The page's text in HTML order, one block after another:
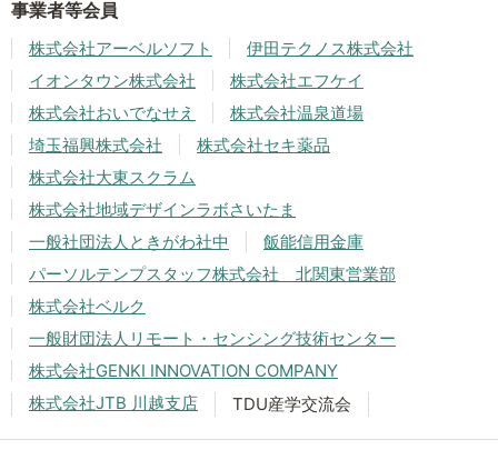
事業者等会員
株式会社アーベルソフト
伊田テクノス株式会社
イオンタウン株式会社
株式会社エフケイ
株式会社おいでなせえ
株式会社温泉道場
埼玉福興株式会社
株式会社セキ薬品
株式会社大東スクラム
株式会社地域デザインラボさいたま
一般社団法人ときがわ社中
飯能信用金庫
パーソルテンプスタッフ株式会社 北関東営業部
株式会社ベルク
一般財団法人リモート・センシング技術センター
株式会社GENKI INNOVATION COMPANY
株式会社JTB 川越支店
TDU産学交流会